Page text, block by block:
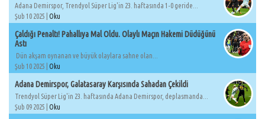
Adana Demirspor, Trendyol Süper Lig'in 23. haftasında 1-0 geride...
Şub 10 2025 | Oku
Çaldığı Penaltı! Pahallıya Mal Oldu. Olaylı Maçın Hakemi Düdüğünü
Astı
Dün akşam oynanan ve büyük olaylara sahne olan...
Şub 10 2025 | Oku
Adana Demirspor, Galatasaray Karşısında Sahadan Çekildi
Trendyol Süper Lig'in 23. haftasında Adana Demirspor, deplasmanda...
Şub 09 2025 | Oku